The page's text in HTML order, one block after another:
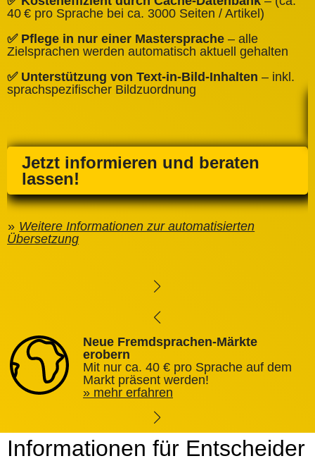
40 € pro Sprache bei ca. 3000 Seiten / Artikel)
✅ Pflege in nur einer Mastersprache – alle
Zielsprachen werden automatisch aktuell gehalten
✅ Unterstützung von Text‑in‑Bild‑Inhalten – inkl.
sprachspezifischer Bildzuordnung
Jetzt informieren und beraten
lassen!
Weitere Informationen zur automatisierten
Übersetzung
Neue Fremdsprachen-Märkte
erobern
Mit nur ca. 40 € pro Sprache auf dem
Markt präsent werden!
mehr erfahren
Informationen für Entscheider